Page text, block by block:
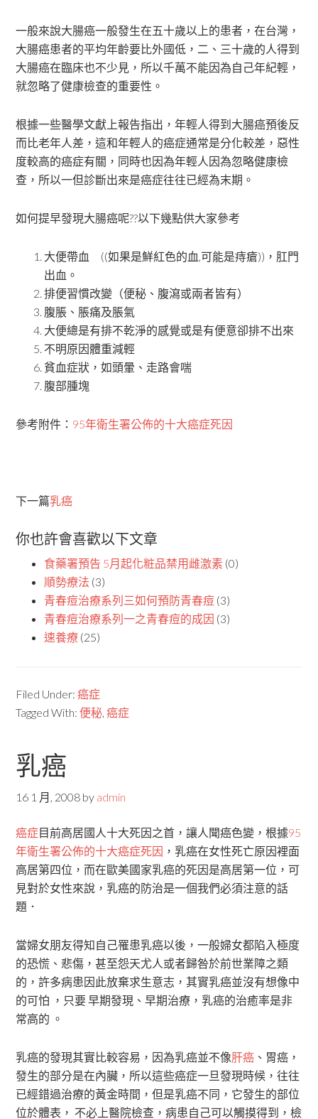
一般來說大腸癌一般發生在五十歲以上的患者，在台灣，
大腸癌患者的平均年齡要比外國低，二、三十歲的人得到
大腸癌在臨床也不少見，所以千萬不能因為自己年紀輕，
就忽略了健康檢查的重要性。
根據一些醫學文獻上報告指出，年輕人得到大腸癌預後反
而比老年人差，這和年輕人的癌症通常是分化較差，惡性
度較高的癌症有關，同時也因為年輕人因為忽略健康檢
查，所以一但診斷出來是癌症往往已經為末期。
如何提早發現大腸癌呢??以下幾點供大家參考
大便帶血 ((如果是鮮紅色的血,可能是痔瘡))，肛門
出血。
排便習慣改變（便秘、腹瀉或兩者皆有）
腹脹、脹痛及脹氣
大便總是有排不乾淨的感覺或是有便意卻排不出來
不明原因體重減輕
貧血症狀，如頭暈、走路會喘
腹部腫塊
參考附件： 95年衛生署公佈的十大癌症死因
下一篇乳癌
你也許會喜歡以下文章
食藥署預告 5月起化粧品禁用雌激素 (0)
順勢療法 (3)
青春痘治療系列三如何預防青春痘 (3)
青春痘治療系列一之青春痘的成因 (3)
速養療 (25)
Filed Under:癌症
Tagged With:便秘,癌症
乳癌
16 1 月, 2008 by admin
癌症目前高居國人十大死因之首，讓人聞癌色變，根據95
年衛生署公佈的十大癌症死因 ，乳癌在女性死亡原因裡面
高居第四位，而在歐美國家乳癌的死因是高居第一位，可
見對於女性來說，乳癌的防治是一個我們必須注意的話
題．
當婦女朋友得知自己罹患乳癌以後，一般婦女都陷入極度
的恐慌、悲傷，甚至怨天尤人或者歸咎於前世業障之類
的，許多病患因此放棄求生意志，其實乳癌並沒有想像中
的可怕 ，只要 早期發現、早期治療，乳癌的治癒率是非
常高的 。
乳癌的發現其實比較容易，因為乳癌並不像肝癌 、胃癌，
發生的部分是在內臟，所以這些癌症一旦發現時候，往往
已經錯過治療的黃金時間，但是乳癌不同，它發生的部位
位於體表， 不必上醫院檢查，病患自己可以觸摸得到，檢